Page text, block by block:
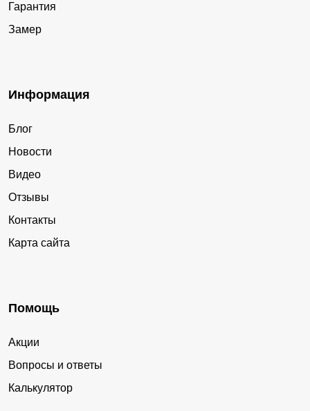
Гарантия
Замер
Информация
Блог
Новости
Видео
Отзывы
Контакты
Карта сайта
Помощь
Акции
Вопросы и ответы
Калькулятор